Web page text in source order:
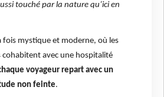
touché par la nature qu’ici en
fois mystique et moderne, où les
cohabitent avec une hospitalité
voyageur repart avec un
non feinte.